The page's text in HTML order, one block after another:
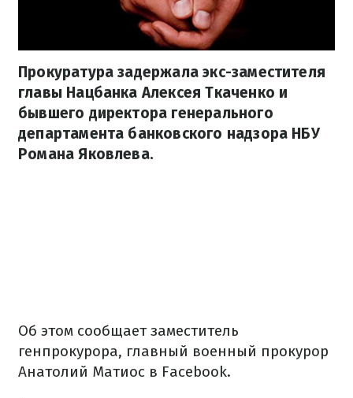
Прокуратура задержала экс-заместителя
главы Нацбанка Алексея Ткаченко и
бывшего директора генерального
департамента банковского надзора НБУ
Романа Яковлева.
Об этом сообщает заместитель
генпрокурора, главный военный прокурор
Анатолий Матиос в Facebook.